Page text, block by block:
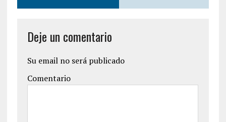
Deje un comentario
Su email no será publicado
Comentario